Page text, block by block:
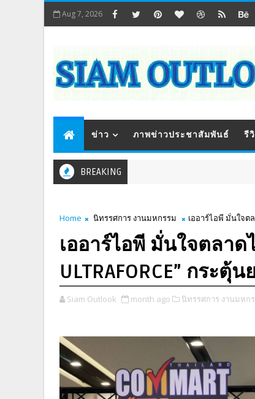
Aug 7, 2026
ข่าว ภาพข่าวประชาสัมพันธ์ รี
BREAKING
Home นิทรรศการ งานมหกรรม เออาร์ไอพี มั่นใจตล
เออาร์ไอพี มั่นใจตลาด
ULTRAFORCE” กระ
Siam Outlook month ago นิทรรศการ งานมหก